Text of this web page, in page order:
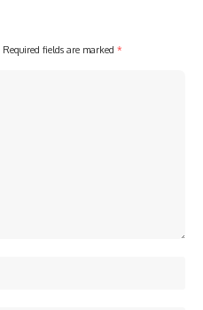
Required fields are marked *